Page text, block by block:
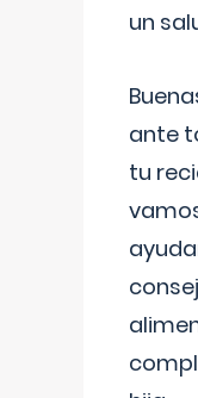
un
ante
tu